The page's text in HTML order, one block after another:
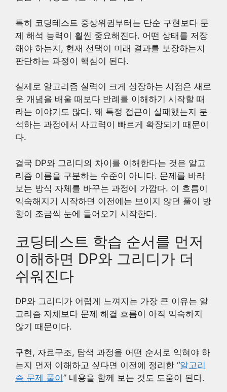
특히 코딩테스트 중상위권부터는 단순 구현보다 문
제 해석 능력이 훨씬 중요해진다. 어떤 상태를 저장
해야 하는지, 현재 선택이 미래 결과를 보장하는지
판단하는 과정이 핵심이 된다.
실제로 알고리즘 실력이 크게 성장하는 시점은 새로
운 개념을 배울 때보다 반례를 이해하기 시작할 때
라는 이야기도 많다. 왜 특정 접근이 실패했는지 분
석하는 과정에서 사고력이 빠르게 확장되기 때문이
다.
결국 DP와 그리디의 차이를 이해한다는 것은 알고
리즘 이름을 구분하는 수준이 아니다. 문제를 바라
보는 방식 자체를 바꾸는 과정에 가깝다. 이 흐름이
익숙해지기 시작하면 이전에는 보이지 않던 풀이 방
향이 조금씩 눈에 들어오기 시작한다.
코딩테스트 학습 순서를 먼저
이해하면 DP와 그리디가 더
쉬워진다
DP와 그리디가 어렵게 느껴지는 가장 큰 이유는 알
고리즘 자체보다 문제 해결 흐름이 아직 익숙하지
않기 때문이다.
구현, 자료구조, 탐색 과정을 어떤 순서로 익혀야 하
는지 먼저 이해하고 싶다면 이전에 정리한 “알고리
즘 문제 풀이” 내용을 함께 보는 것도 도움이 된다.